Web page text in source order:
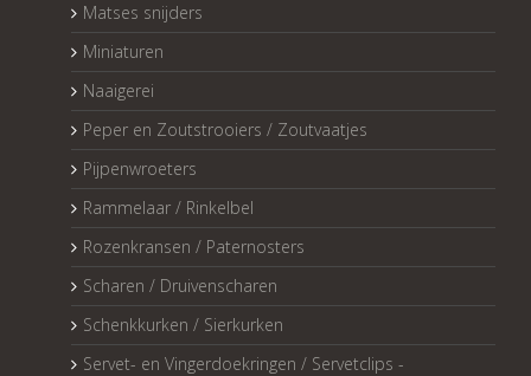
Matses snijders
Miniaturen
Naaigerei
Peper en Zoutstrooiers / Zoutvaatjes
Pijpenwroeters
Rammelaar / Rinkelbel
Rozenkransen / Paternosters
Scharen / Druivenscharen
Schenkkurken / Sierkurken
Servet- en Vingerdoekringen / Servetclips -